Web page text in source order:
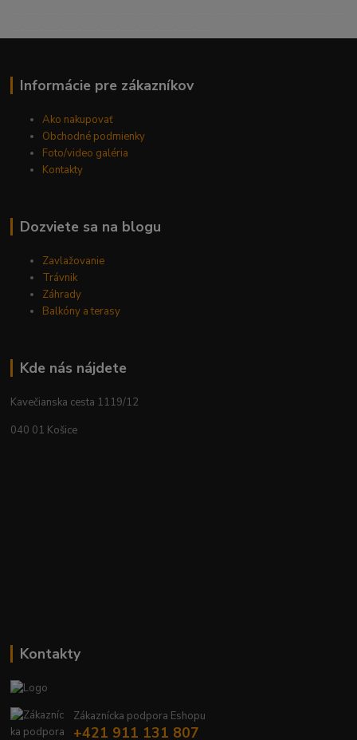
Informácie pre zákazníkov
Ako nakupovať
Obchodné podmienky
Foto/video galéria
Kontakty
Dozviete sa na blogu
Zavlažovanie
Trávnik
Záhrady
Balkóny a terasy
Kde nás nájdete
Kavečianska cesta 1119/12
040 01 Košice
Kontakty
Zákaznícka podpora Eshopu
+421 911 131 807